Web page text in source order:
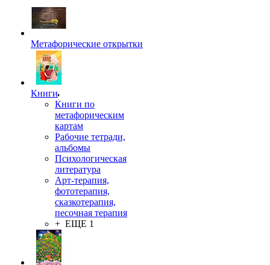
Метафорические открытки
Книги
Книги по
метафорическим
картам
Рабочие тетради,
альбомы
Психологическая
литература
Арт-терапия,
фототерапия,
сказкотерапия,
песочная терапия
+ ЕЩЕ 1